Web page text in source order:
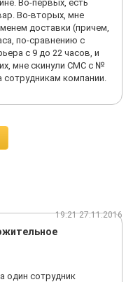
Во-первых, есть
Во-вторых, мне
доставки (причем,
по-сравнению с
с 9 до 22 часов, и
мне скинули СМС с №
сотрудникам компании.
19:21 27.11.2016
один сотрудник